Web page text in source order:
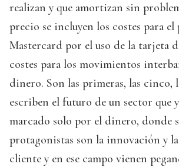
realizan y que amortizan sin
precio se incluyen los costes para el
Mastercard por el uso de la tarjeta
costes para los movimientos
dinero. Son las primeras, las cinco,
escriben el futuro de un sector que
marcado solo por el dinero, donde
protagonistas son la innovación y
cliente y en ese campo vienen